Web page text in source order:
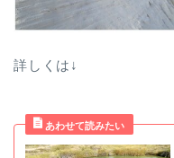
詳しくは↓